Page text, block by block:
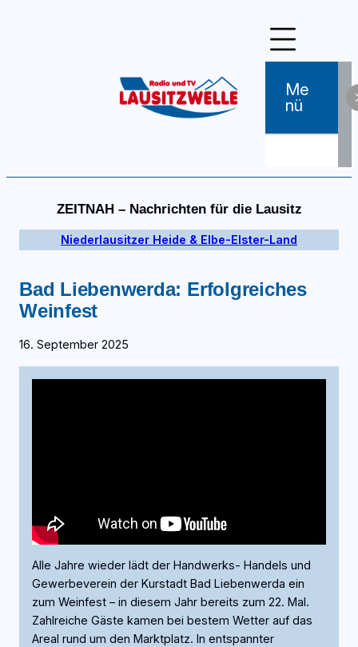
Me
Nü
ZEITNAH – Nachrichten für die Lausitz
Niederlausitzer Heide & Elbe-Elster-Land
Bad Liebenwerda: Erfolgreiches
Weinfest
16. September 2025
Alle Jahre wieder lädt der Handwerks- Handels und
Gewerbeverein der Kurstadt Bad Liebenwerda ein
zum Weinfest – in diesem Jahr bereits zum 22. Mal.
Zahlreiche Gäste kamen bei bestem Wetter auf das
Areal rund um den Marktplatz. In entspannter